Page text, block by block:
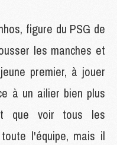
figure du PSG de
les manches et
premier, à jouer
à un ailier bien plus
que voir tous les
l'équipe, mais il